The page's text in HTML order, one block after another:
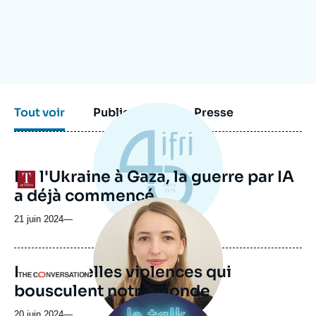
Tout voir Publications Presse
Logo
De l'Ukraine à Gaza, la guerre par IA
a déjà commencé
21 juin 2024—
Logo
Image
principale
médiatique
Les nouvelles violences qui
bousculent notre monde
Image
principale